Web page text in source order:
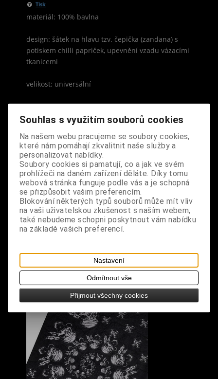
Tisk
materiál: 100% bavlna
design: šátek na hlavu tzv. čepička (zandana) s
potiskem chilli papriček, upevnění vzadu vázacími
tkanicemi
velikost: universální
S výrobkem se také prodává
Souhlas s využitím souborů cookies
Na našem webu pracujeme se soubory cookies,
které nám pomáhají zkvalitnit naše služby a
personalizovat nabídky.
Soubory cookies si pamatují, co a jak ve svém
prohlížeči na daném zařízení děláte. Díky tomu
webová stránka funguje podle vás a je schopná
se přizpůsobit vašim preferencím.
Blokování některých typů souborů může mít vliv
na vaši uživatelskou zkušenost s naším webem,
také nebudeme schopni poskytnout vám nabídku
na základě vašich preferencí.
Nastavení
Odmítnout vše
Přijmout všechny cookies